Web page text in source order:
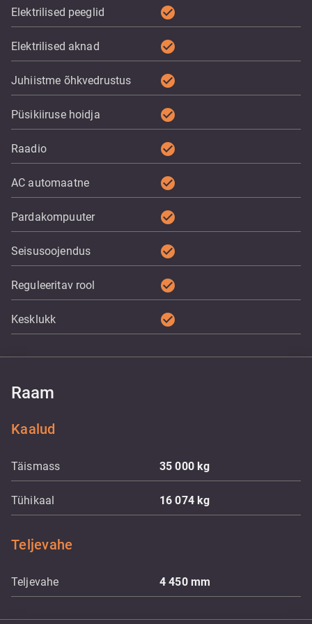
Elektrilised peeglid check_circle
Elektrilised aknad check_circle
Juhiistme õhkvedrustus check_circle
Püsikiiruse hoidja check_circle
Raadio check_circle
AC automaatne check_circle
Pardakompuuter check_circle
Seisusoojendus check_circle
Reguleeritav rool check_circle
Kesklukk check_circle
Raam
Kaalud
Täismass 35 000kg
Tühikaal 16 074kg
Teljevahe
Teljevahe 4 450 mm